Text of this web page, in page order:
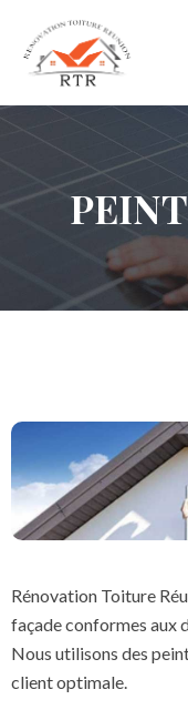
Rénovation Toiture
façade conformes aux
Nous utilisons des
client optimale.